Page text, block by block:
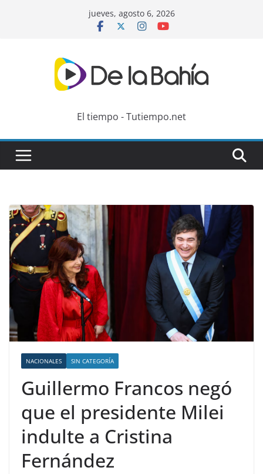
jueves, agosto 6, 2026
El tiempo - Tutiempo.net
NACIONALES SIN CATEGORÍA
Guillermo Francos negó
que el presidente Milei
indulte a Cristina
Fernández